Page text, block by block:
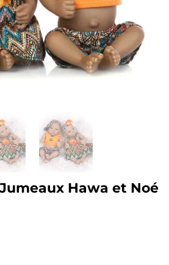
Hawa et Noé
Jumeaux Hawa et Noé